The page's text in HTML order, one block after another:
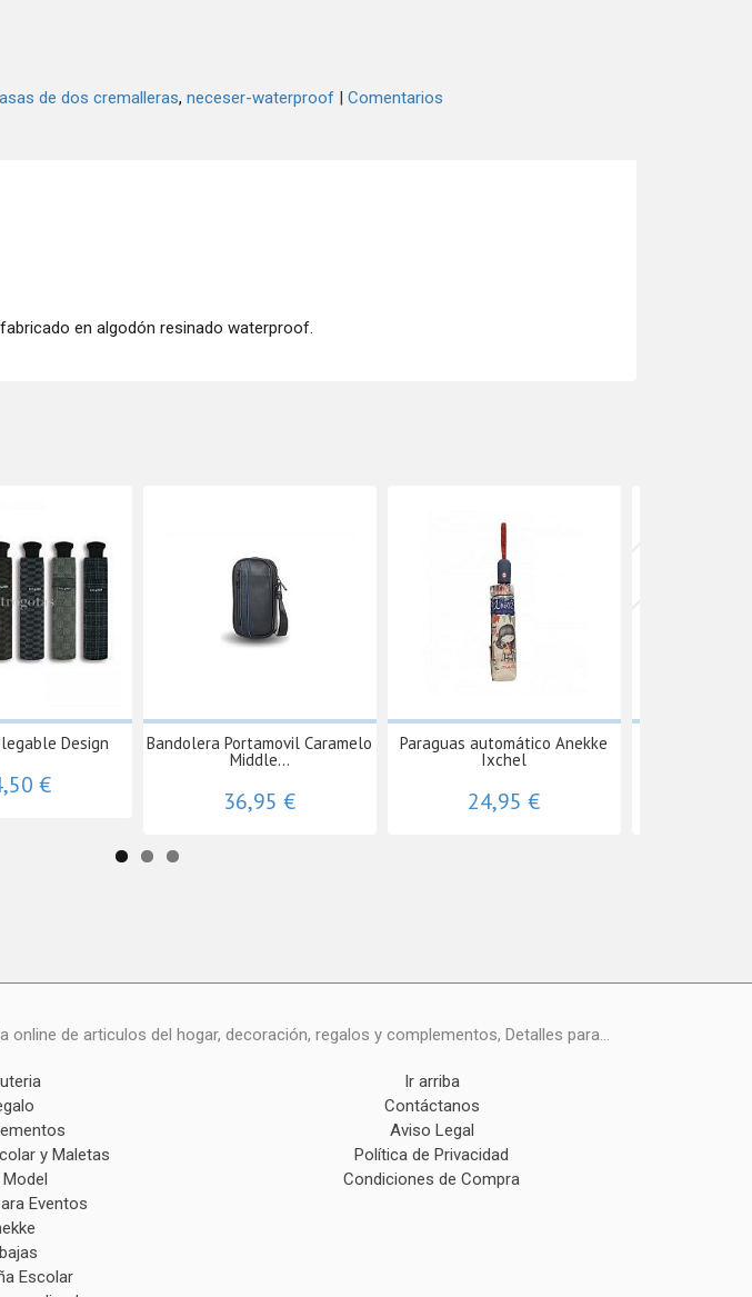
de dos cremalleras neceser-waterproof | Comentarios
en algodón resinado waterproof.
Design
€
Bandolera Portamovil Caramelo
Middle...
36,95 €
Paraguas automático Anekke
Ixchel
24,95 €
de articulos del hogar, decoración, regalos y complementos, Detalles para...
y Maletas
Eventos
Escolar
Ir arriba
Contáctanos
Aviso Legal
Política de Privacidad
Condiciones de Compra